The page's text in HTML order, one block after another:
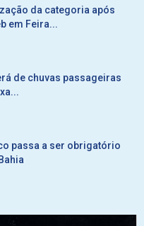
da categoria após
em Feira...
de chuvas passageiras
passa a ser obrigatório